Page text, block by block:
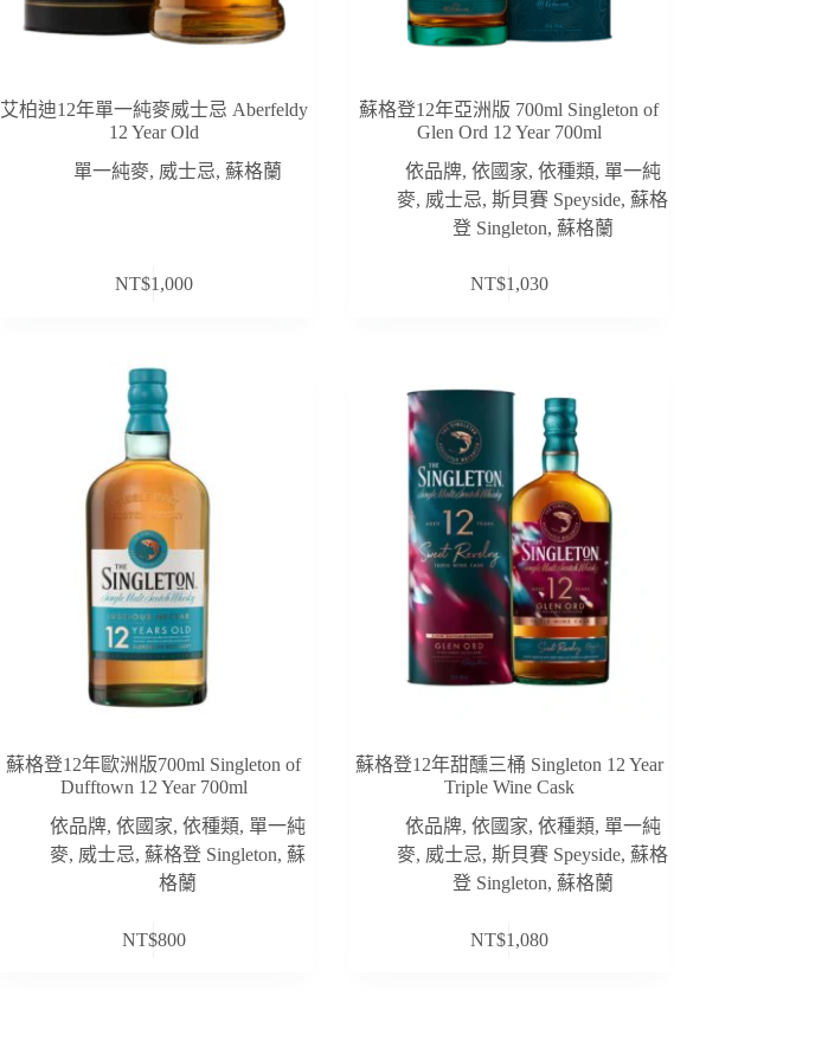
艾柏迪12年單一純麥威士忌 Aberfeldy
12 Year Old
單一純麥, 威士忌, 蘇格蘭
NT$1,000
蘇格登12年亞洲版 700ml Singleton of
Glen Ord 12 Year 700ml
依品牌, 依國家, 依種類, 單一純
麥, 威士忌,斯貝賽 Speyside,蘇格
登 Singleton, 蘇格蘭
NT$1,030
蘇格登12年歐洲版700ml Singleton of
Dufftown 12 Year 700ml
依品牌, 依國家, 依種類, 單一純
麥, 威士忌, 蘇格登 Singleton, 蘇
格蘭
NT$800
蘇格登12年甜醺三桶 Singleton 12 Year
Triple Wine Cask
依品牌, 依國家, 依種類, 單一純
麥, 威士忌,斯貝賽 Speyside,蘇格
登 Singleton, 蘇格蘭
NT$1,080